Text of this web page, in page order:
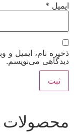
ایمیل *
ذخیره نام، ایمیل و
دیدگاهی می‌نویسم.
محصولات